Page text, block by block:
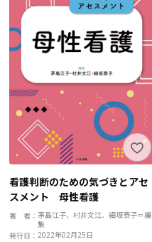
看護判断のための気づきとアセ
スメント 母性看護
著 者：茅島江子、村井文江、細坂泰子＝編
集
発行日：2022年02月25日